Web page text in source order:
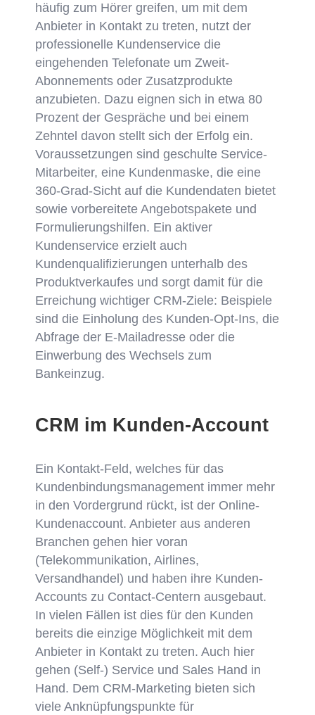
häufig zum Hörer greifen, um mit dem
Anbieter in Kontakt zu treten, nutzt der
professionelle Kundenservice die
eingehenden Telefonate um Zweit-
Abonnements oder Zusatzprodukte
anzubieten. Dazu eignen sich in etwa 80
Prozent der Gespräche und bei einem
Zehntel davon stellt sich der Erfolg ein.
Voraussetzungen sind geschulte Service-
Mitarbeiter, eine Kundenmaske, die eine
360-Grad-Sicht auf die Kundendaten bietet
sowie vorbereitete Angebotspakete und
Formulierungshilfen. Ein aktiver
Kundenservice erzielt auch
Kundenqualifizierungen unterhalb des
Produktverkaufes und sorgt damit für die
Erreichung wichtiger CRM-Ziele: Beispiele
sind die Einholung des Kunden-Opt-Ins, die
Abfrage der E-Mailadresse oder die
Einwerbung des Wechsels zum
Bankeinzug.
CRM im Kunden-Account
Ein Kontakt-Feld, welches für das
Kundenbindungsmanagement immer mehr
in den Vordergrund rückt, ist der Online-
Kundenaccount. Anbieter aus anderen
Branchen gehen hier voran
(Telekommunikation, Airlines,
Versandhandel) und haben ihre Kunden-
Accounts zu Contact-Centern ausgebaut.
In vielen Fällen ist dies für den Kunden
bereits die einzige Möglichkeit mit dem
Anbieter in Kontakt zu treten. Auch hier
gehen (Self-) Service und Sales Hand in
Hand. Dem CRM-Marketing bieten sich
viele Anknüpfungspunkte für